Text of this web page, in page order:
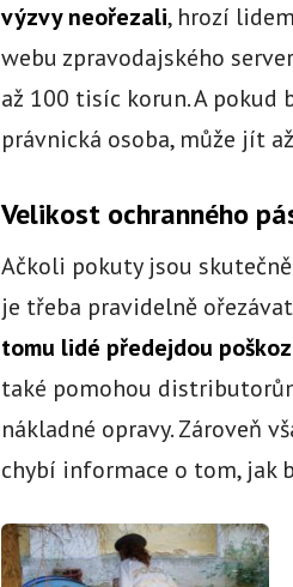
výzvy neořezali, hrozí
webu zpravodajského
až 100 tisíc korun. A
právnická osoba, může jít
Velikost ochranného
Ačkoli pokuty jsou
je třeba pravidelně
tomu lidé předejdou
také pomohou
nákladné opravy. Zároveň
chybí informace o tom, jak